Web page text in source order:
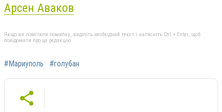
Арсен Аваков
Якщо ви помітили помилку, виділіть необхідний текст і натисніть Ctrl + Enter, щоб
повідомити про це редакцію
#Мариуполь #голубан